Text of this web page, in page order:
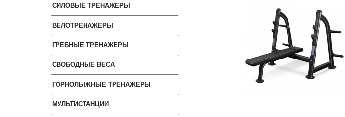
СИЛОВЫЕ ТРЕНАЖЕРЫ
ВЕЛОТРЕНАЖЕРЫ
ГРЕБНЫЕ ТРЕНАЖЕРЫ
СВОБОДНЫЕ ВЕСА
ГОРНОЛЫЖНЫЕ ТРЕНАЖЕРЫ
МУЛЬТИСТАНЦИИ